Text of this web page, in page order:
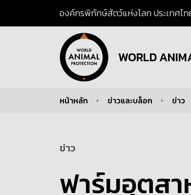
องค์กรพิทักษ์สัตว์แห่งโลก ประเทศไท
WORLD
You are here:หน้าหลัก ข่าวและบล็อก ข่าว
ฟาร์มอุตสา
ข่าว